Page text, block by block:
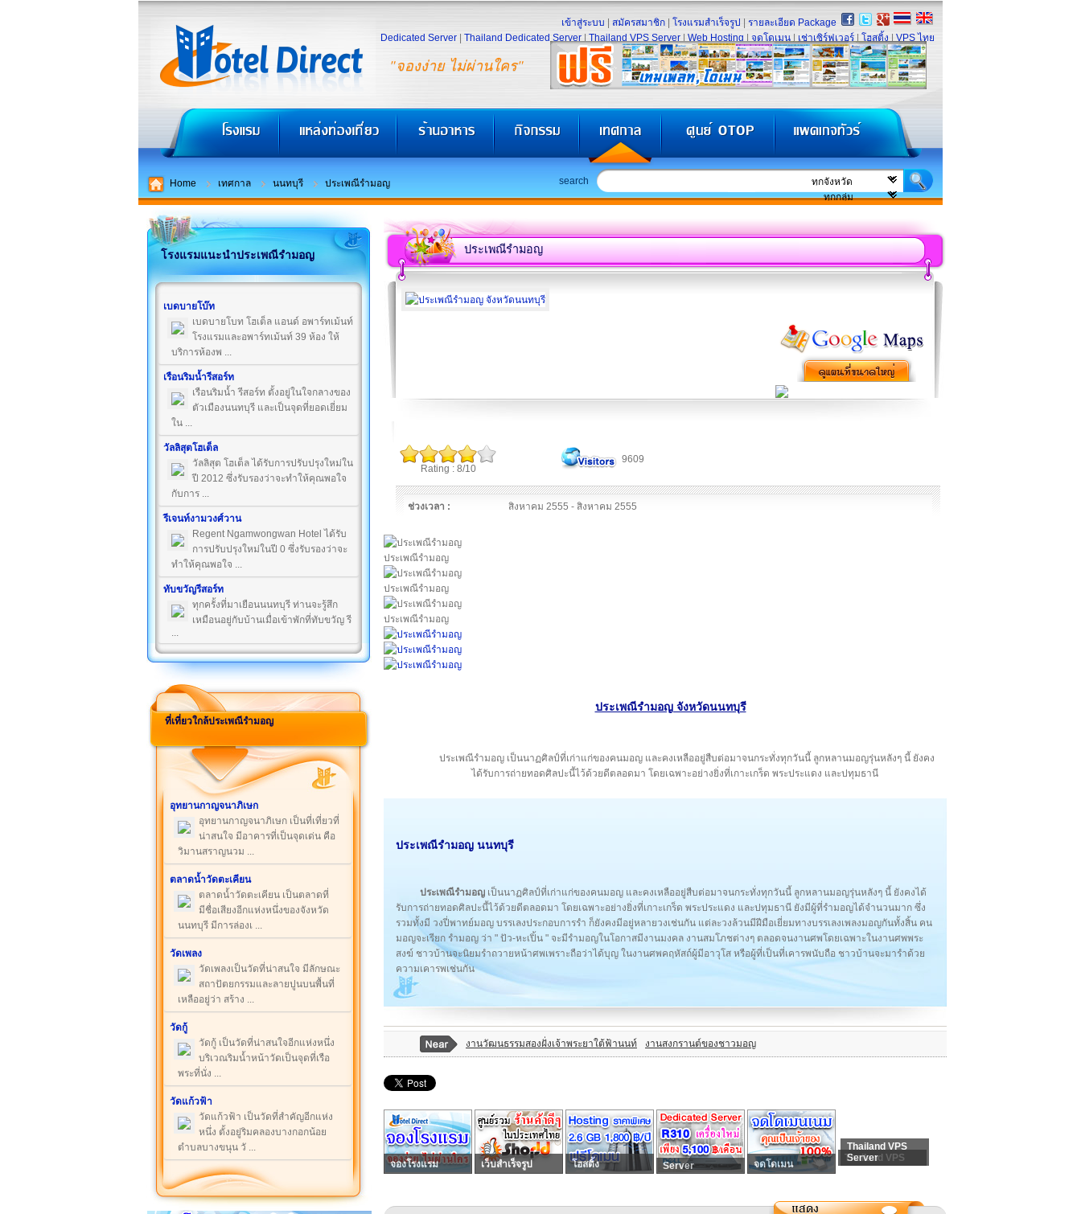
"จองง่าย ไม่ผ่านใคร"
เข้าสู่ระบบ สมัครสมาชิก โรงแรมสำเร็จรูป
รายละเอียด Package
Dedicated Server
Thailand Dedicated Server Thailand VPS Server Web Hosting จดโดเมน เช่าเซิร์ฟเวอร์ โฮสติ้ง VPS ไทย
Home เทศกาล นนทบุรี ประเพณีรำมอญ search
โรงแรมแนะนำประเพณีรำมอญ
เบดบายโบ๊ท
เบดบายโบท โฮเต็ล แอนด์ อพาร์ทเม้นท์
โรงแรมและอพาร์ทเม้นท์ 39 ห้อง ให้
บริการห้องพ ...
เรือนริมน้ำรีสอร์ท
เรือนริมน้ำ รีสอร์ท ตั้งอยู่ในใจกลางของ
ตัวเมืองนนทบุรี และเป็นจุดที่ยอดเยี่ยม
ใน ...
วัลลิสุตโฮเต็ล
วัลลิสุต โฮเต็ล ได้รับการปรับปรุงใหม่ใน
ปี 2012 ซึ่งรับรองว่าจะทำให้คุณพอใจ
กับการ ...
รีเจนท์งามวงศ์วาน
Regent Ngamwongwan Hotel ได้รับ
การปรับปรุงใหม่ในปี 0 ซึ่งรับรองว่าจะ
ทำให้คุณพอใจ ...
ทับขวัญรีสอร์ท
ทุกครั้งที่มาเยือนนนทบุรี ท่านจะรู้สึก
เหมือนอยู่กับบ้านเมื่อเข้าพักที่ทับขวัญ รี
...
ที่เที่ยวใกล้ประเพณีรำมอญ
อุทยานกาญจนาภิเษก
อุทยานกาญจนาภิเษก เป็นที่เที่ยวที่
น่าสนใจ มีอาคารที่เป็นจุดเด่น คือ
วิมานสราญนวม ...
ตลาดน้ำวัดตะเคียน
ตลาดน้ำวัดตะเคียน เป็นตลาดที่
มีชื่อเสียงอีกแห่งหนึ่งของจังหวัด
นนทบุรี มีการล่องเ ...
วัดเพลง
วัดเพลงเป็นวัดที่น่าสนใจ มีลักษณะ
สถาปัตยกรรมและลายปูนบนพื้นที่
เหลืออยู่ว่า สร้าง ...
วัดกู้
วัดกู้ เป็นวัดที่น่าสนใจอีกแห่งหนึ่ง
บริเวณริมน้ำหน้าวัดเป็นจุดที่เรือ
พระที่นั่ง ...
วัดแก้วฟ้า
วัดแก้วฟ้า เป็นวัดที่สำคัญอีกแห่ง
หนึ่ง ตั้งอยู่ริมคลองบางกอกน้อย
ตำบลบางขนุน วั ...
ประเพณีรำมอญ
Rating : 8/10
9609
ช่วงเวลา : สิงหาคม 2555 - สิงหาคม 2555
ประเพณีรำมอญ
ประเพณีรำมอญ
ประเพณีรำมอญ
ประเพณีรำมอญ จังหวัดนนทบุรี
ประเพณีรำมอญ เป็นนาฏศิลป์ที่เก่าแก่ของคนมอญ และคงเหลืออยู่สืบต่อมาจนกระทั่งทุกวันนี้ ลูกหลานมอญรุ่นหลังๆ นี้ ยังคง
ได้รับการถ่ายทอดศิลปะนี้ไว้ด้วยดีตลอดมา โดยเฉพาะอย่างยิ่งที่เกาะเกร็ด พระประแดง และปทุมธานี
ประเพณีรำมอญ นนทบุรี
ประเพณีรำมอญ เป็นนาฏศิลป์ที่เก่าแก่ของคนมอญ และคงเหลืออยู่สืบต่อมาจนกระทั่งทุกวันนี้ ลูกหลานมอญรุ่นหลังๆ นี้ ยังคงได้
รับการถ่ายทอดศิลปะนี้ไว้ด้วยดีตลอดมา โดยเฉพาะอย่างยิ่งที่เกาะเกร็ด พระประแดง และปทุมธานี ยังมีผู้ที่รำมอญได้จำนวนมาก ซึ่ง
รวมทั้งมี วงปี่พาทย์มอญ บรรเลงประกอบการรำ ก็ยังคงมีอยู่หลายวงเช่นกัน แต่ละวงล้วนมีฝีมือเยี่ยมทางบรรเลงเพลงมอญกันทั้งสิ้น คน
มอญจะเรียก รำมอญ ว่า " ปัว-หะเปิ้น " จะมีรำมอญในโอกาสมีงานมงคล งานสมโภชต่างๆ ตลอดจนงานศพโดยเฉพาะในงานศพพระ
สงฆ์ ชาวบ้านจะนิยมรำถวายหน้าศพเพราะถือว่าได้บุญ ในงานศพคฤหัสถ์ผู้มีอาวุโส หรือผู้ที่เป็นที่เคารพนับถือ ชาวบ้านจะมารำด้วย
ความเคารพเช่นกัน
งานวัฒนธรรมสองฝั่งเจ้าพระยาใต้ฟ้านนท์ งานสงกรานต์ของชาวมอญ
จองโรงแรม เว็บสำเร็จรูป โฮสติ้ง Server จดโดเมน
Thailand VPS
Thailand VPS
Server